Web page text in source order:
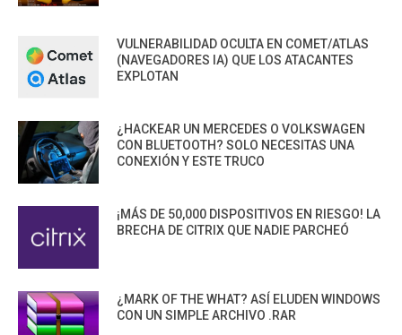
VULNERABILIDAD OCULTA EN COMET/ATLAS
(NAVEGADORES IA) QUE LOS ATACANTES
EXPLOTAN
¿HACKEAR UN MERCEDES O VOLKSWAGEN
CON BLUETOOTH? SOLO NECESITAS UNA
CONEXIÓN Y ESTE TRUCO
¡MÁS DE 50,000 DISPOSITIVOS EN RIESGO! LA
BRECHA DE CITRIX QUE NADIE PARCHEÓ
¿MARK OF THE WHAT? ASÍ ELUDEN WINDOWS
CON UN SIMPLE ARCHIVO .RAR